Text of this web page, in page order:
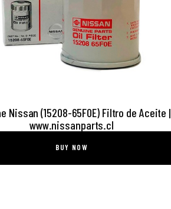
Nissan (15208-65F0E) Filtro de Aceite |
www.nissanparts.cl
BUY NOW